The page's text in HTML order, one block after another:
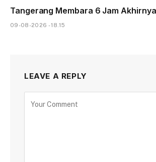
Tangerang Membara 6 Jam
09-08-2026 - 18.15
LEAVE A REPLY